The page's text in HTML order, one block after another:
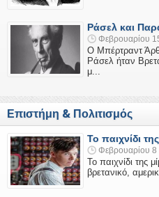
Ράσελ και
Φεβρουαρίου
Ο Μπέρτραντ
Ράσελ ήταν
μ...
Επιστήμη & Πολιτισμός
Το παιχνίδι
Φεβρουαρίου 8
Το παιχνίδι της
βρετανικό,